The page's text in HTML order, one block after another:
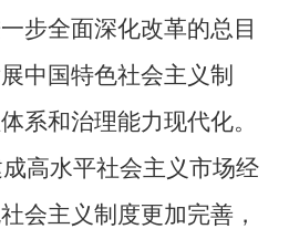
步全面深化改革的总目
中国特色社会主义制
系和治理能力现代化。
高水平社会主义市场经
会主义制度更加完善，